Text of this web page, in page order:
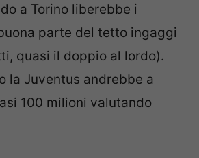
a Torino liberebbe i
parte del tetto ingaggi
quasi il doppio al lordo).
la Juventus andrebbe a
100 milioni valutando